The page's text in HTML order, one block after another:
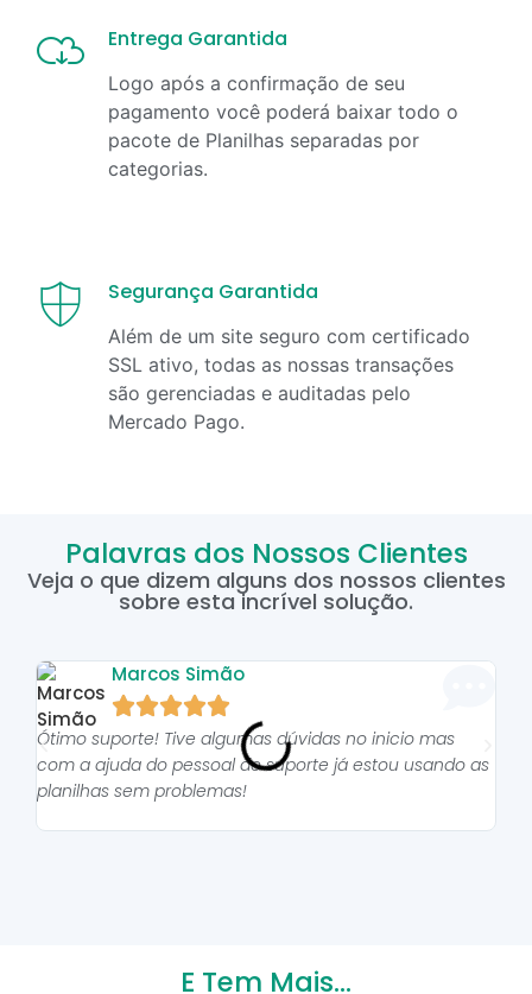
Entrega Garantida
Logo após a confirmação de seu
pagamento você poderá baixar todo o
pacote de Planilhas separadas por
categorias.
Segurança Garantida
Além de um site seguro com certificado
SSL ativo, todas as nossas transações
são gerenciadas e auditadas pelo
Mercado Pago.
Palavras dos Nossos Clientes
Veja o que dizem alguns dos nossos clientes
sobre esta incrível solução.
Marcos Simão

Ótimo suporte! Tive algumas dúvidas no inicio mas
com a ajuda do pessoal do suporte já estou usando as
planilhas sem problemas!
E Tem Mais...